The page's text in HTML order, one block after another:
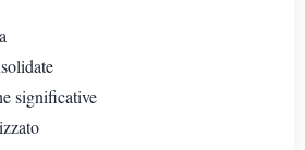
significative